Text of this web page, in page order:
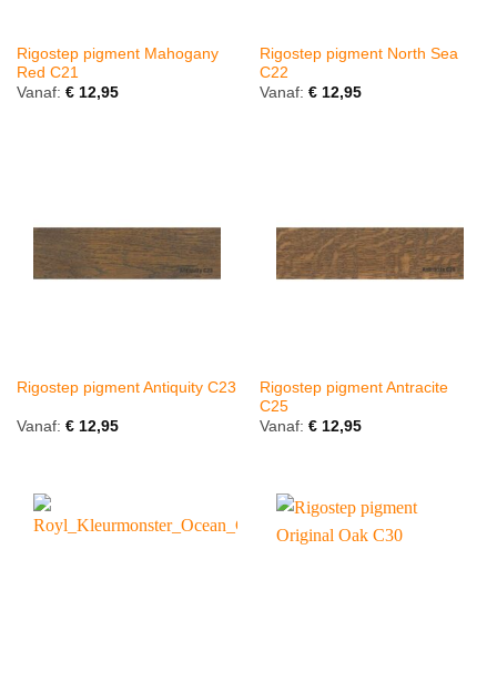
Rigostep pigment Mahogany
Red C21
Vanaf: €12,95
Rigostep pigment North Sea
C22
Vanaf: €12,95
Rigostep pigment Antiquity C23
Vanaf: €12,95
Rigostep pigment Antracite
C25
Vanaf: €12,95